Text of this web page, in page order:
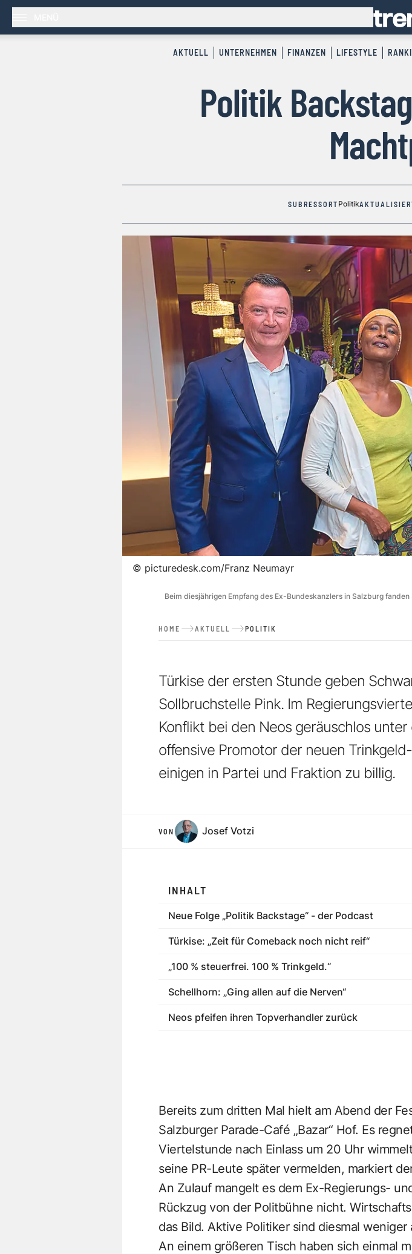
AKTUELL UNTERNEHMEN FINANZEN LIFESTYLE
Politik
SUBRESSORT Politik
© picturedesk.com/Franz Neumayr
Beim diesjährigen Empfang des Ex-Bundeskanzlers in Salzburg
HOME AKTUELL POLITIK
Türkise der ersten Stunde geben
Sollbruchstelle Pink. Im
Konflikt bei den Neos geräuschlos
offensive Promotor der neuen
einigen in Partei und Fraktion zu billig.
VON Josef Votzi
INHALT
Neue Folge „Politik Backstage“ - der Podcast
Türkise: „Zeit für Comeback noch nicht reif“
„100 % steuerfrei. 100 % Trinkgeld.“
Schellhorn: „Ging allen auf die Nerven“
Neos pfeifen ihren Topverhandler zurück
Bereits zum dritten Mal hielt am Abend der
Salzburger Parade-Café „Bazar“ Hof. Es
Viertelstunde nach Einlass um 20 Uhr
seine PR-Leute später vermelden, markiert
An Zulauf mangelt es dem Ex-Regierungs-
Rückzug von der Politbühne nicht.
das Bild. Aktive Politiker sind diesmal
An einem größeren Tisch haben sich einmal